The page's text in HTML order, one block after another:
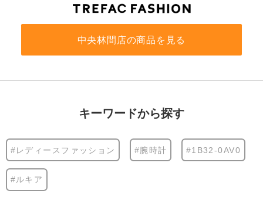
中央林間店の商品を見る
キーワードから探す
#レディースファッション #腕時計 #1B32-0AV0
#ルキア